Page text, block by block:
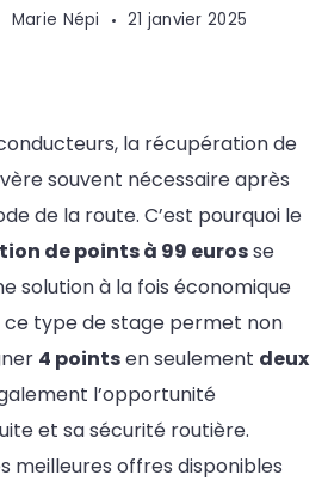
Marie Népi 21 janvier 2025
la récupération de
souvent nécessaire après
de la route. C’est pourquoi le
de points à 99 eurosse
solution à la fois économique
type de stage permet non
4 pointsen seulement deux
l’opportunité
et sa sécurité routière.
meilleures offres disponibles